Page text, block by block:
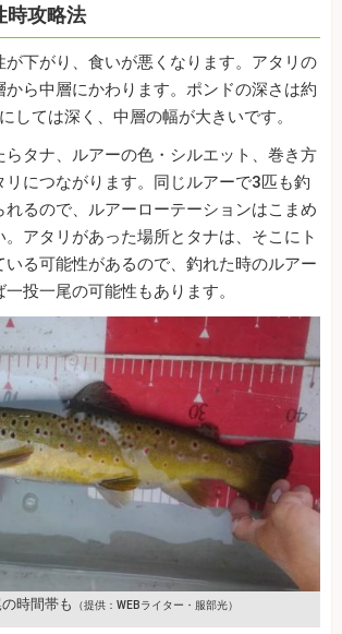
時攻略法
が下がり、食いが悪くなります。アタリの
から中層にかわります。ポンドの深さは約
しては深く、中層の幅が大きいです。
らタナ、ルアーの色・シルエット、巻き方
リにつながります。同じルアーで3匹も釣
れるので、ルアーローテーションはこまめ
。アタリがあった場所とタナは、そこにト
いる可能性があるので、釣れた時のルアー
投一尾の可能性もあります。
時間帯も （提供：WEBライター・服部光）